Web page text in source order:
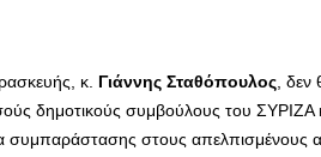
κ. Γιάννης Σταθόπουλος ,
δημοτικούς συμβούλους του ΣΥΡΙΖΑ
συμπαράστασης στους απελπισμένους